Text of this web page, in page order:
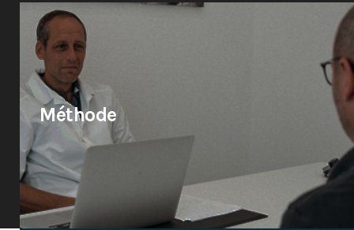
Méthode